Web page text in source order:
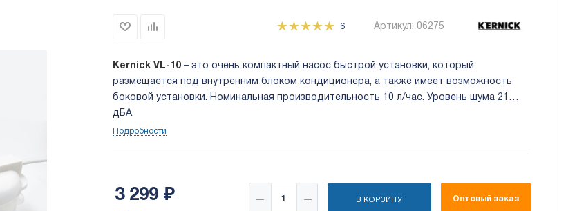
6 Артикул: 06275
Kernick VL-10 – это очень компактный насос быстрой установки, который
размещается под внутренним блоком кондиционера, а также имеет возможность
боковой установки. Номинальная производительность 10 л/час. Уровень шума 21
дБА.
Подробности
3 299 ₽ В КОРЗИНУ Оптовый заказ